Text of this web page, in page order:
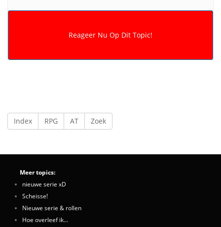
Index RPG AT Zoek
Meer topics:
nieuwe serie xD
Scheisse!
Nieuwe serie & rollen
Hoe overleef ik...